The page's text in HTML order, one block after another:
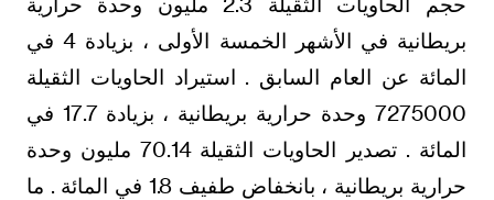
بريطانية في الأشهر الخمسة الأولى ، بزيادة 4 في
المائة عن العام السابق . استيراد الحاويات الثقيلة
7275000 وحدة حرارية بريطانية ، بزيادة 17.7 في
المائة . تصدير الحاويات الثقيلة 70.14 مليون وحدة
حرارية بريطانية ، بانخفاض طفيف 1.8 في المائة . ما